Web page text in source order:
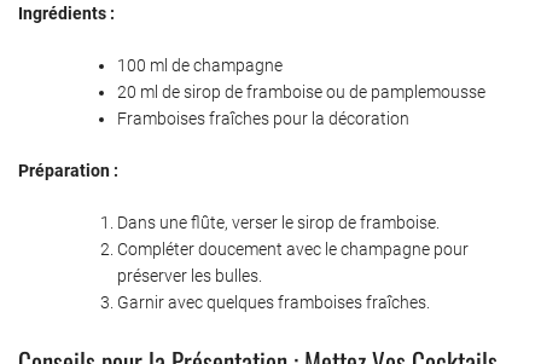
Ingrédients :
100 ml de champagne
20 ml de sirop de framboise ou de pamplemousse
Framboises fraîches pour la décoration
Préparation :
Dans une flûte, verser le sirop de framboise.
Compléter doucement avec le champagne pour
préserver les bulles.
Garnir avec quelques framboises fraîches.